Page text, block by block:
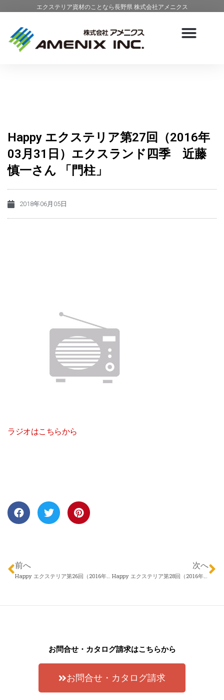
エクステリア資材のことなら長野県 株式会社アメニクス
Happy エクステリア第27回（2016年
03月31日）エクスランド四季 近藤
慎一さん 「門柱」
2018年06月05日
ラジオはこちらから
前へ
Happy エクステリア第26回（2016年03月24日）株式会社 アロウズガーデンデザイン 村田勇さん「五感で愉しむ庭」
次へ
Happy エクステリア第28回（2016年04月07日）アイザックデザイン メリーガーデン 福岡幸彦さん「エクステリアの色彩」
お問合せ・カタログ請求はこちらから
お問合せ・カタログ請求